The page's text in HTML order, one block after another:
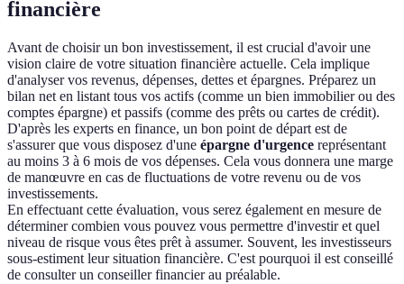
financière
Avant de choisir un bon investissement, il est crucial d'avoir une
vision claire de votre situation financière actuelle. Cela implique
d'analyser vos revenus, dépenses, dettes et épargnes. Préparez un
bilan net en listant tous vos actifs (comme un bien immobilier ou des
comptes épargne) et passifs (comme des prêts ou cartes de crédit).
D'après les experts en finance, un bon point de départ est de
s'assurer que vous disposez d'une épargne d'urgence représentant
au moins 3 à 6 mois de vos dépenses. Cela vous donnera une marge
de manœuvre en cas de fluctuations de votre revenu ou de vos
investissements.
En effectuant cette évaluation, vous serez également en mesure de
déterminer combien vous pouvez vous permettre d'investir et quel
niveau de risque vous êtes prêt à assumer. Souvent, les investisseurs
sous-estiment leur situation financière. C'est pourquoi il est conseillé
de consulter un conseiller financier au préalable.